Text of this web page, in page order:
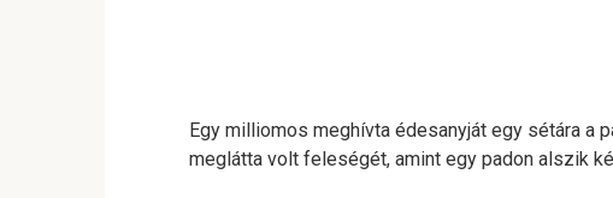
Egy milliomos meghívta édesanyját egy sétára a
meglátta volt feleségét, amint egy padon alszik